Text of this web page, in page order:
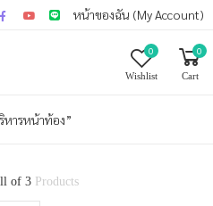
หน้าของฉัน (My Account)
0
Wishlist
0
Cart
ารหน้าท้อง”
of 3 Products